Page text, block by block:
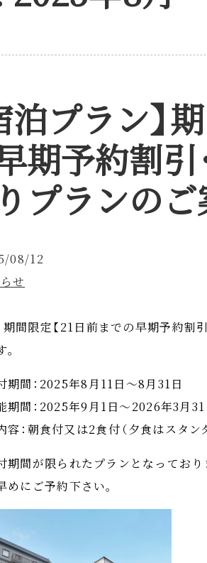
泊プラン】
期予約割引
プランの
08/12
せ
期間限定【21日前までの早期予約割引
。
期間：2025年8月11日～8月31日
期間：2025年9月1日～2026年3月31
容：朝食付又は2食付（夕食はスタン
期間が限られたプランとなってお
めにご予約下さい。